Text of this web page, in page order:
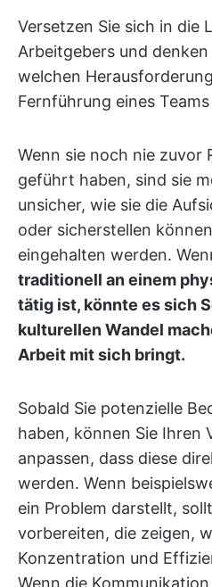
Versetzen Sie sich in die
Arbeitgebers und
welchen
Fernführung eines
Wenn sie noch nie zuvor
geführt haben, sind sie
unsicher, wie sie die
oder sicherstellen
eingehalten werden.
traditionell an einem
tätig ist, könnte es sich
kulturellen Wandel
Arbeit mit sich bringt.
Sobald Sie potenzielle
haben, können Sie Ihren
anpassen, dass diese
werden. Wenn
ein Problem darstellt,
vorbereiten, die zeigen,
Konzentration und
Wenn die